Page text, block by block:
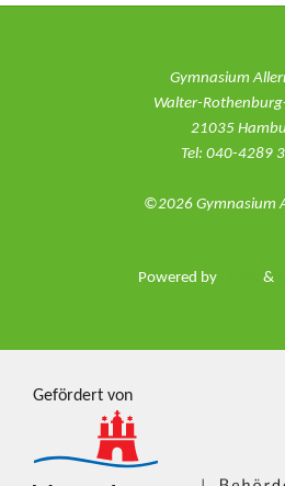
Fahrt
Gymnasium
Walter-
21035
Tel: 040-4289
©2026 Gymnasium
Powered by &
Gefördert von